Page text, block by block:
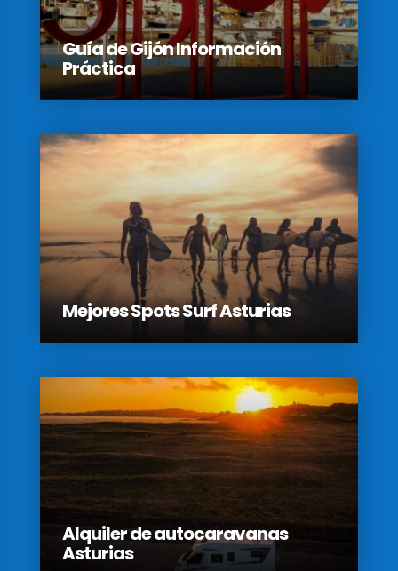
Guía de Gijón Información
Práctica
Mejores Spots Surf Asturias
Alquiler de autocaravanas
Asturias